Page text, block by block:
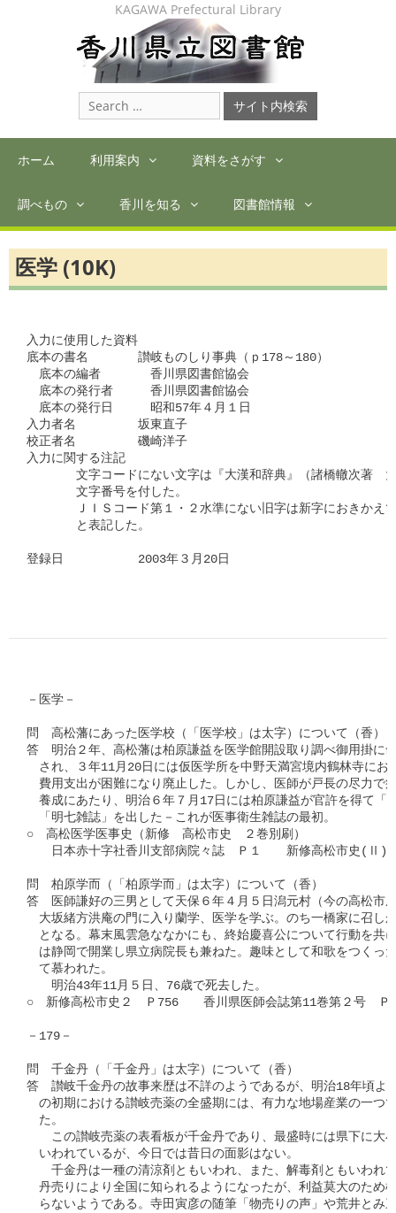
KAGAWA Prefectural Library
Search
for:
ホーム 利用案内 資料をさがす
調べもの 香川を知る 図書館情報
医学 (10K)
入力に使用した資料
底本の書名　　　　讃岐ものしり事典（ｐ178～180）
底本の編者　　　　香川県図書館協会
底本の発行者　　　香川県図書館協会
底本の発行日　　　昭和57年４月１日
入力者名　　　　　坂東直子
校正者名　　　　　磯崎洋子
入力に関する注記
文字コードにない文字は『大漢和辞典』（諸橋轍次著　大
文字番号を付した。
ＪＩＳコード第１・２水準にない旧字は新字におきかえて
と表記した。
登録日　　　　　　2003年３月20日
－医学－
問　高松藩にあった医学校（「医学校」は太字）について（香）
答　明治２年、高松藩は柏原謙益を医学館開設取り調べ御用掛に
され、３年11月20日には仮医学所を中野天満宮境内鶴林寺にお
費用支出が困難になり廃止した。しかし、医師が戸長の尽力で
養成にあたり、明治６年７月17日には柏原謙益が官許を得て「
「明七雑誌」を出した－これが医事衛生雑誌の最初。
○　高松医学医事史（新修　高松市史　２巻別刷）
日本赤十字社香川支部病院々誌　Ｐ１　　新修高松市史(Ⅱ)
問　柏原学而（「柏原学而」は太字）について（香）
答　医師謙好の三男として天保６年４月５日潟元村（今の高松市
大坂緒方洪庵の門に入り蘭学、医学を学ぶ。のち一橋家に召し
となる。幕末風雲急ななかにも、終始慶喜公について行動を共
は静岡で開業し県立病院長も兼ねた。趣味として和歌をつくっ
て慕われた。
明治43年11月５日、76歳で死去した。
○　新修高松市史２　Ｐ756　　香川県医師会誌第11巻第２号　Ｐ
－179－
問　千金丹（「千金丹」は太字）について（香）
答　讃岐千金丹の故事来歴は不詳のようであるが、明治18年頃よ
の初期における讃岐売薬の全盛期には、有力な地場産業の一つ
た。
この讃岐売薬の表看板が千金丹であり、最盛時には県下に大
いわれているが、今日では昔日の面影はない。
千金丹は一種の清涼剤ともいわれ、また、解毒剤ともいわれ
丹売りにより全国に知られるようになったが、利益莫大のため
らないようである。寺田寅彦の随筆「物売りの声」や荒井とみ